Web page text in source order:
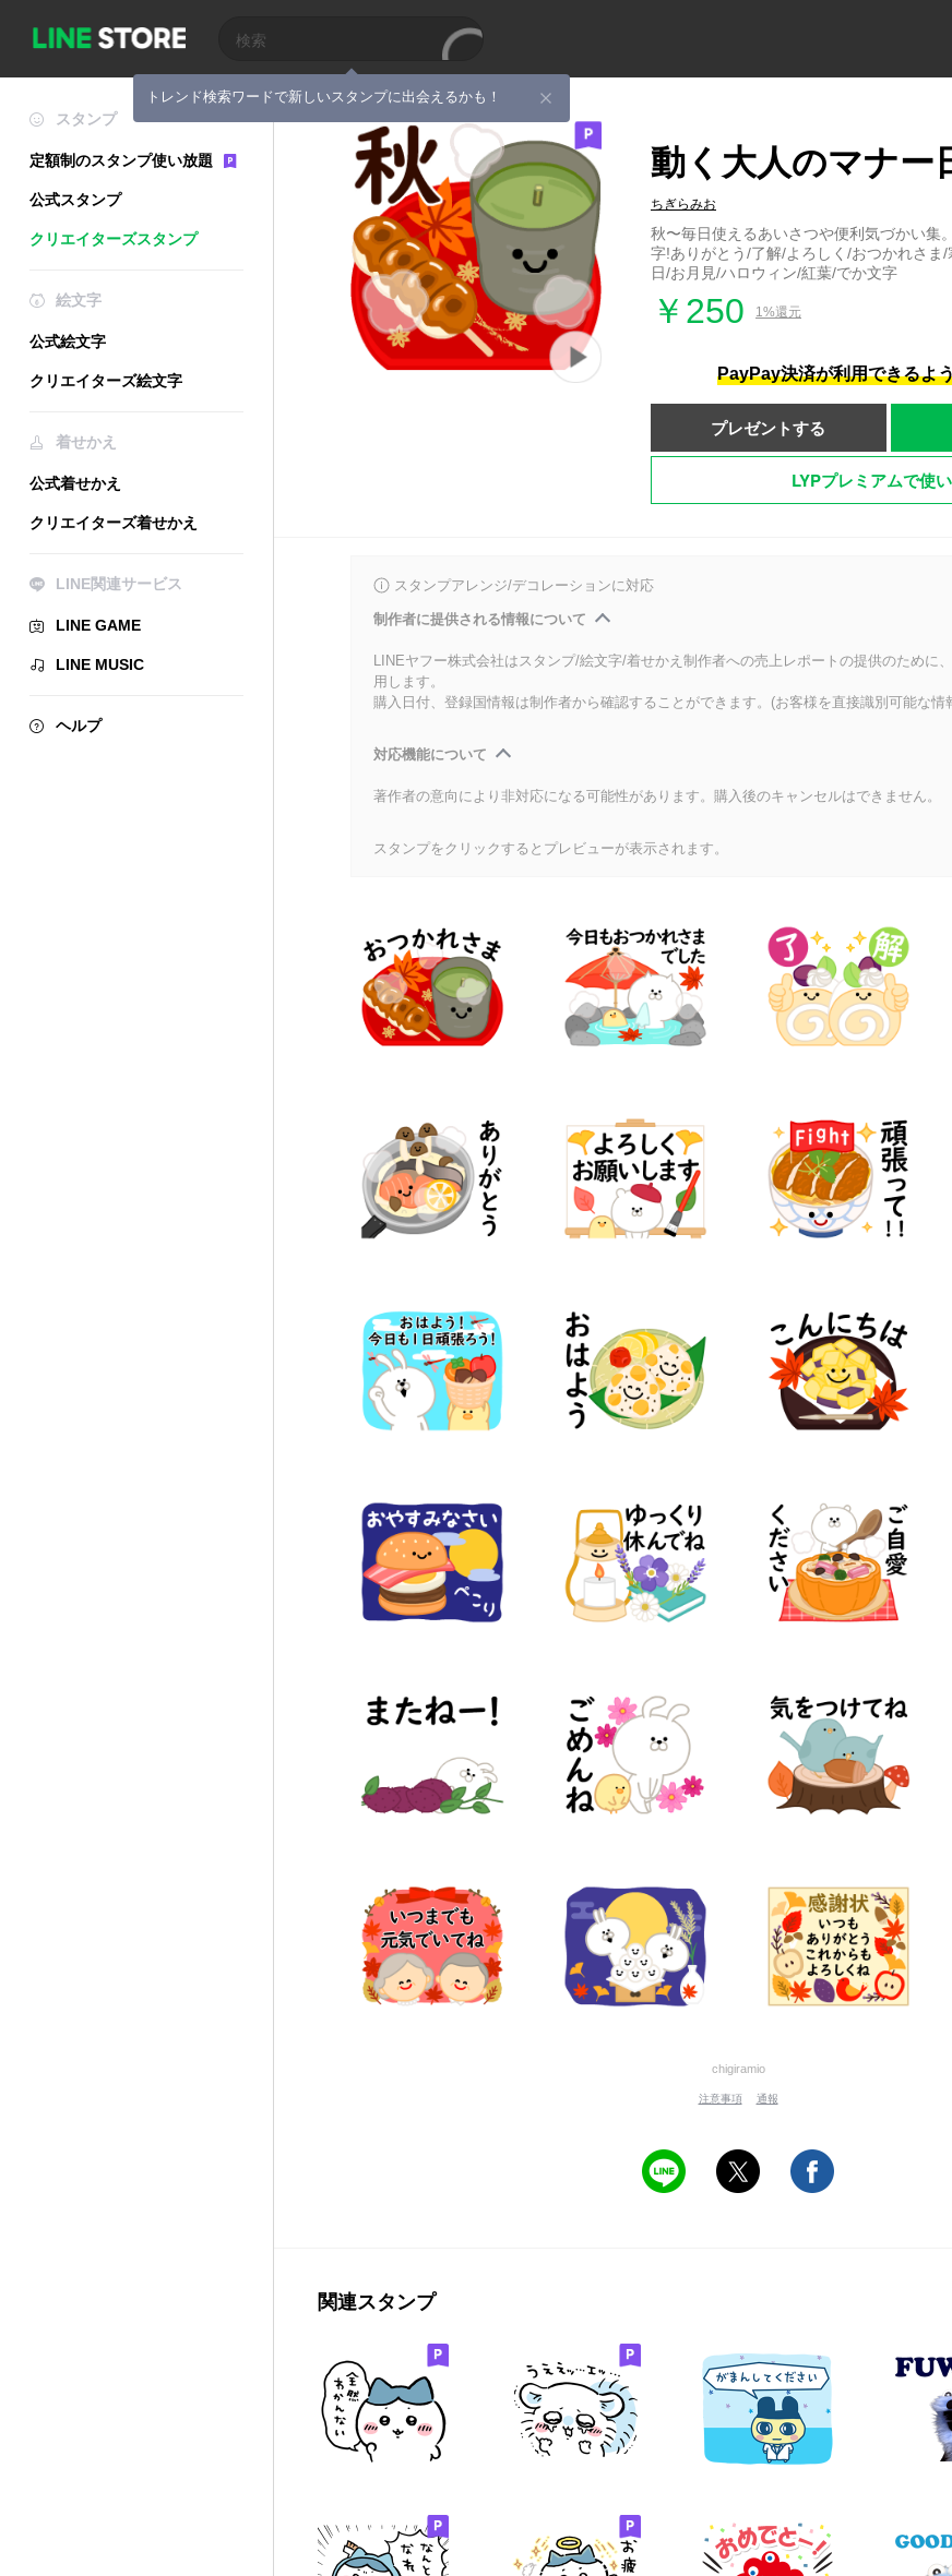
トレンド検索ワードで新しいスタンプに出会えるかも！
スタンプ
定額制のスタンプ使い放題
公式スタンプ
クリエイターズスタンプ
絵文字
公式絵文字
クリエイターズ絵文字
着せかえ
公式着せかえ
クリエイターズ着せかえ
LINE関連サービス
LINE GAME
LINE MUSIC
ヘルプ
動く大人のマナー
ちぎらみお
秋〜毎日使えるあいさつや便利気づかい集
字!ありがとう/了解/よろしく/おつかれさま
日/お月見/ハロウィン/紅葉/でか文字
￥250 1%還元
PayPay決済が利用できるよ
プレゼントする
LYPプレミアムで使
スタンプアレンジ/デコレーションに対応
制作者に提供される情報について
LINEヤフー株式会社はスタンプ/絵文字/着せかえ制作者への売上レポートの提供のために
用します。
購入日付、登録国情報は制作者から確認することができます。(お客様を直接識別可能な情
対応機能について
著作者の意向により非対応になる可能性があります。購入後のキャンセルはできません。
スタンプをクリックするとプレビューが表示されます。
chigiramio
注意事項 通報
関連スタンプ